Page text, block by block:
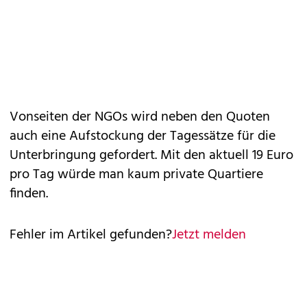
Vonseiten der NGOs wird neben den Quoten
auch eine Aufstockung der Tagessätze für die
Unterbringung gefordert. Mit den aktuell 19 Euro
pro Tag würde man kaum private Quartiere
finden.
Fehler im Artikel gefunden?Jetzt melden